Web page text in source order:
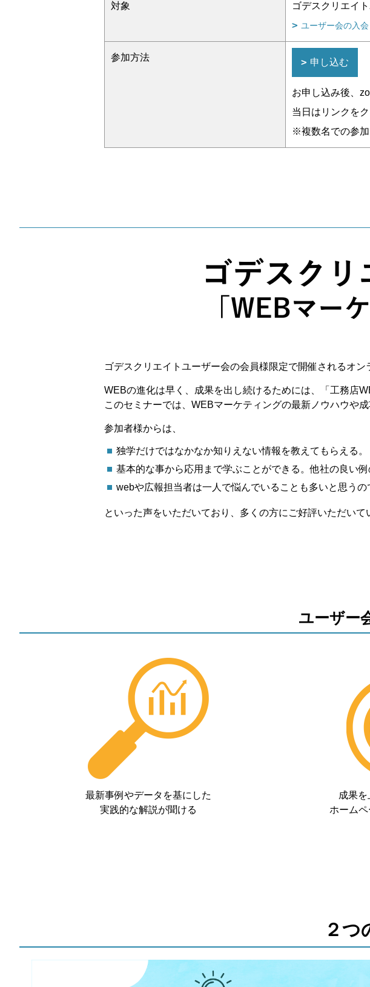
対象 ゴデスクリエイ
ユーザー会の入
参加方法 申し込む
お申し込み後、
当日はリンクを
※複数名での参加
ゴデスクリエイトユーザー会の会員様限定で開催されるオン
WEBの進化は早く、成果を出し続けるためには、「工務店
このセミナーでは、WEBマーケティングの最新ノウハウや
参加者様からは、
独学だけではなかなか知りえない情報を教えてもらえる。
基本的な事から応用まで学ぶことができる。他社の良い
webや広報担当者は一人で悩んでいることも多いと思う
といった声をいただいており、多くの方にご好評いただいて
ユーザー
最新事例やデータを基にした
実践的な解説が聞ける
成果
ホーム
２つ